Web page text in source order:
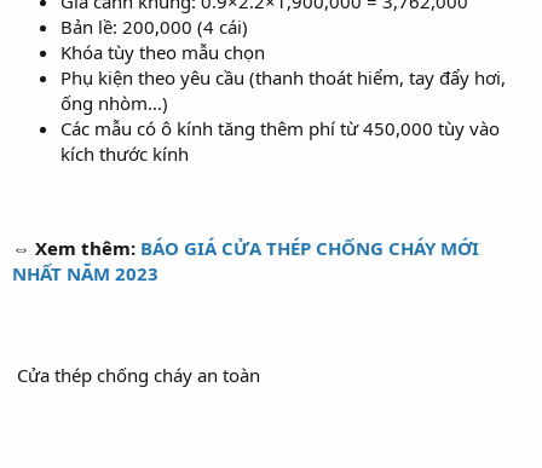
Bản lề: 200,000 (4 cái)
Khóa tùy theo mẫu chọn
Phụ kiện theo yêu cầu (thanh thoát hiểm, tay đẩy hơi,
ống nhòm…)
Các mẫu có ô kính tăng thêm phí từ 450,000 tùy vào
kích thước kính
⇔ Xem thêm: BÁO GIÁ CỬA THÉP CHỐNG CHÁY MỚI
NHẤT NĂM 2023
Cửa thép chống cháy an toàn